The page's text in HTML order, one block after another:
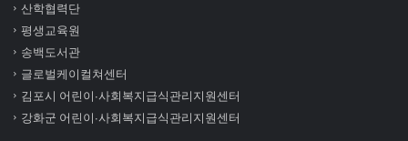
산학협력단
평생교육원
송백도서관
글로벌케이컬쳐센터
김포시 어린이∙사회복지급식관리지원센터
강화군 어린이∙사회복지급식관리지원센터